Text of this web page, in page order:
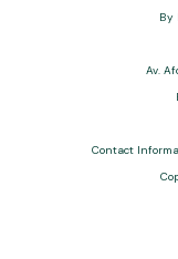
By
Av.
Contact